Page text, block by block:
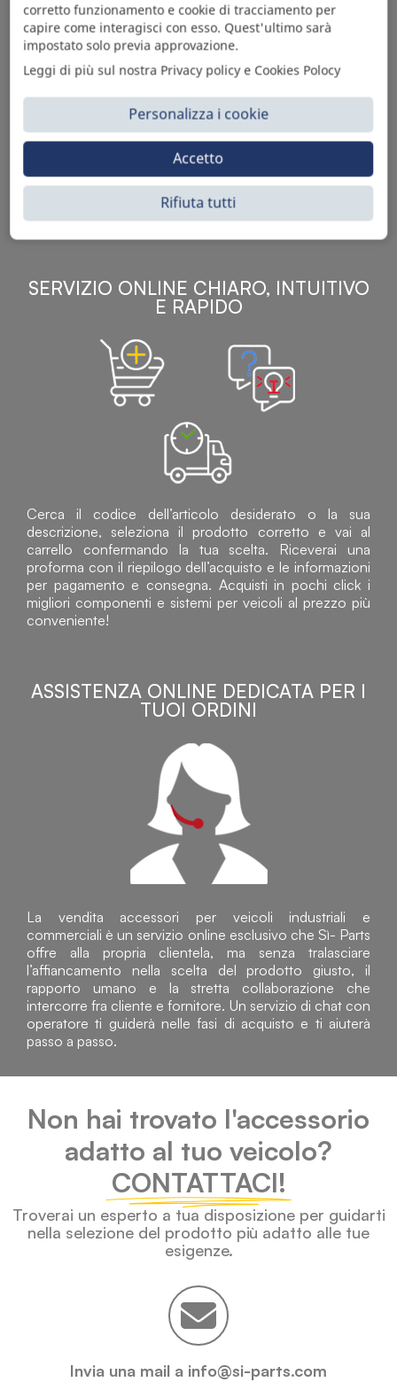
Sì Parts S.r.l. è leader nella distribuzione e vendita di
accessori per veicoli off-highway. Riconosciuto in tutto
il mondo per l’elevato standard qualitativo dei prodotti a
catalogo, attraverso la vendita B2B del ricco
assortimento di articoli originali rivolti a ricambisti,
officine meccaniche, aziende con parco macchine.
SERVIZIO ONLINE CHIARO, INTUITIVO
E RAPIDO
Cerca il codice dell’articolo desiderato o la sua
descrizione, seleziona il prodotto corretto e vai al
carrello confermando la tua scelta. Riceverai una
proforma con il riepilogo dell’acquisto e le informazioni
per pagamento e consegna. Acquisti in pochi click i
migliori componenti e sistemi per veicoli al prezzo più
conveniente!
ASSISTENZA ONLINE DEDICATA PER I
TUOI ORDINI
La vendita accessori per veicoli industriali e
commerciali è un servizio online esclusivo che Sì- Parts
offre alla propria clientela, ma senza tralasciare
l’affiancamento nella scelta del prodotto giusto, il
rapporto umano e la stretta collaborazione che
intercorre fra cliente e fornitore. Un servizio di chat con
operatore ti guiderà nelle fasi di acquisto e ti aiuterà
passo a passo.
Non hai trovato l'accessorio
adatto al tuo veicolo?
CONTATTACI!
Troverai un esperto a tua disposizione per guidarti
nella selezione del prodotto più adatto alle tue
esigenze.
Invia una mail a info@si-parts.com
corretto funzionamento e cookie di tracciamento per
capire come interagisci con esso. Quest'ultimo sarà
impostato solo previa approvazione.
Leggi di più sul nostra Privacy policy e Cookies Polocy
Personalizza i cookie
Rifiuta tutti
Accetto